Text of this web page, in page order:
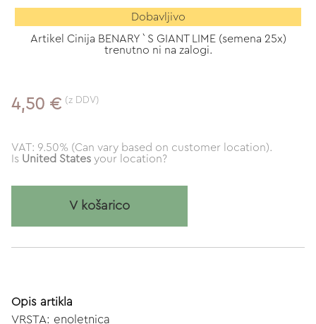
Dobavljivo
Artikel Cinija BENARY`S GIANT LIME (semena 25x)
trenutno ni na zalogi.
4,50 € (z DDV)
VAT: 9.50% (Can vary based on customer location).
Is United States your location?
V košarico
Opis artikla
VRSTA: enoletnica